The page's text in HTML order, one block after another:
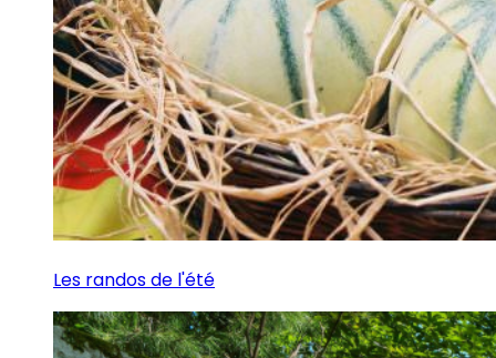
Les randos de l'été